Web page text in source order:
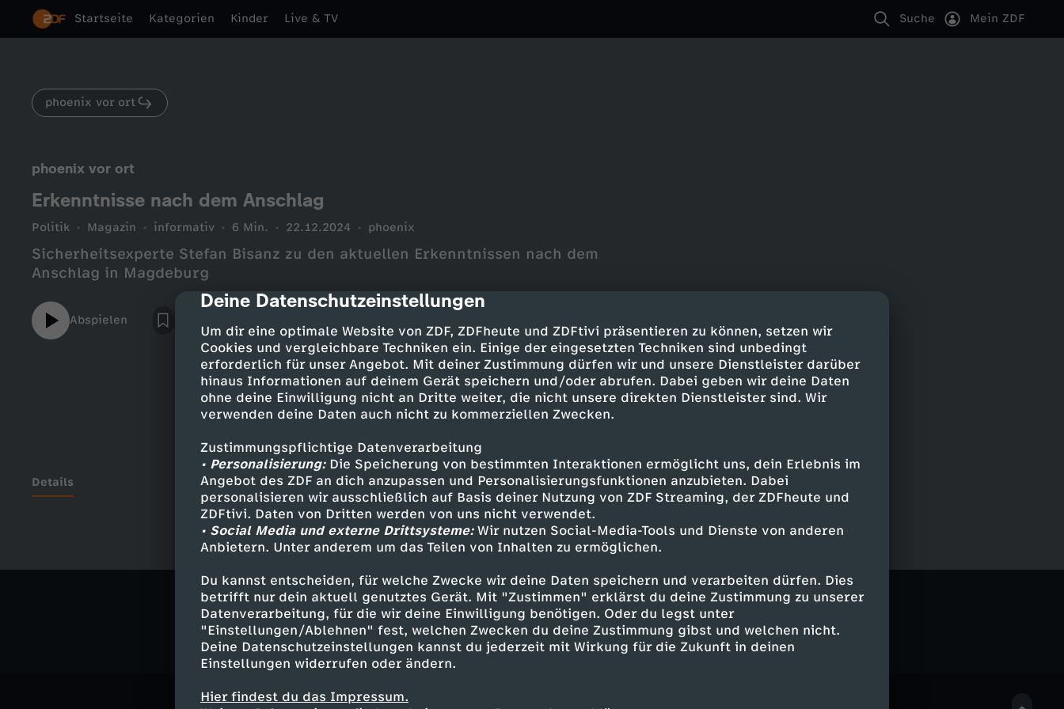
cmp-dialog-description
Deine Datenschutzeinstellungen
Um dir eine optimale Website von ZDF, ZDFheute und ZDFtivi präsentieren zu können, setzen wir
Cookies und vergleichbare Techniken ein. Einige der eingesetzten Techniken sind unbedingt
erforderlich für unser Angebot. Mit deiner Zustimmung dürfen wir und unsere Dienstleister darüber
hinaus Informationen auf deinem Gerät speichern und/oder abrufen. Dabei geben wir deine Daten
ohne deine Einwilligung nicht an Dritte weiter, die nicht unsere direkten Dienstleister sind. Wir
verwenden deine Daten auch nicht zu kommerziellen Zwecken.
Zustimmungspflichtige Datenverarbeitung
• Personalisierung:Die Speicherung von bestimmten Interaktionen ermöglicht uns, dein Erlebnis im
Angebot des ZDF an dich anzupassen und Personalisierungsfunktionen anzubieten. Dabei
personalisieren wir ausschließlich auf Basis deiner Nutzung von ZDF Streaming, der ZDFheute und
ZDFtivi. Daten von Dritten werden von uns nicht verwendet.
• Social Media und externe Drittsysteme:Wir nutzen Social-Media-Tools und Dienste von anderen
Anbietern. Unter anderem um das Teilen von Inhalten zu ermöglichen.
Du kannst entscheiden, für welche Zwecke wir deine Daten speichern und verarbeiten dürfen. Dies
betrifft nur dein aktuell genutztes Gerät. Mit "Zustimmen" erklärst du deine Zustimmung zu unserer
Datenverarbeitung, für die wir deine Einwilligung benötigen. Oder du legst unter
"Einstellungen/Ablehnen" fest, welchen Zwecken du deine Zustimmung gibst und welchen nicht.
Deine Datenschutzeinstellungen kannst du jederzeit mit Wirkung für die Zukunft in deinen
Einstellungen widerrufen oder ändern.
Hier findest du das Impressum.
Startseite Kategorien Kinder Live & TV Suche Mein ZDF
phoenix vor ort
phoenix vor ort
Erkenntnisse nach dem Anschlag
Politik Magazin informativ 6 Min. 22.12.2024 phoenix
Sicherheitsexperte Stefan Bisanz zu den aktuellen Erkenntnissen nach dem
Anschlag in Magdeburg
Abspielen
Details
Ähnliche Inhalte entdecken
Politik Magazin informativ phoenix vor ort